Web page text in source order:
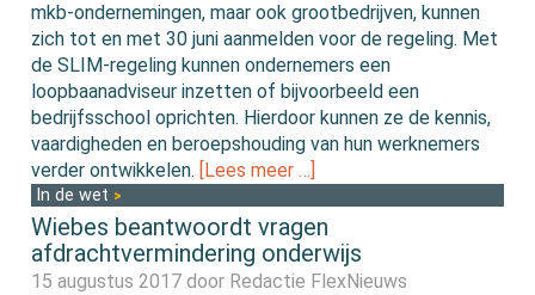
mkb-ondernemingen, maar ook grootbedrijven, kunnen
zich tot en met 30 juni aanmelden voor de regeling. Met
de SLIM-regeling kunnen ondernemers een
loopbaanadviseur inzetten of bijvoorbeeld een
bedrijfsschool oprichten. Hierdoor kunnen ze de kennis,
vaardigheden en beroepshouding van hun werknemers
verder ontwikkelen.
[Lees meer …]
In de wet
Wiebes beantwoordt vragen
afdrachtvermindering onderwijs
15 augustus 2017 door Redactie FlexNieuws